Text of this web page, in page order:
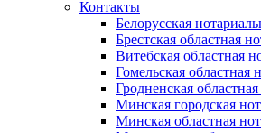
Контакты
Белорусская
Брестская областная
Витебская областная
Гомельская областная
Гродненская
Минская городская
Минская областная